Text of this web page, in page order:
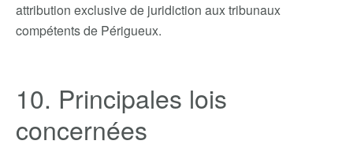
attribution exclusive de juridiction aux tribunaux
compétents de Périgueux.
10. Principales lois
concernées